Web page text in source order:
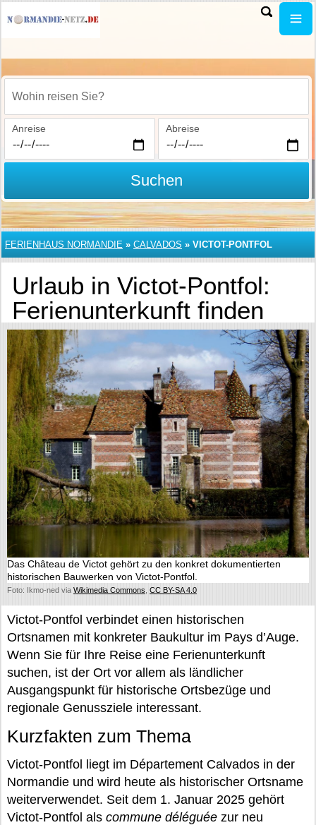
Wohin reisen Sie?
Anreise Abreise
Suchen
FERIENHAUS NORMANDIE » CALVADOS » VICTOT-PONTFOL
Urlaub in Victot-Pontfol:
Ferienunterkunft finden
Das Château de Victot gehört zu den konkret dokumentierten
historischen Bauwerken von Victot-Pontfol.
Foto: Ikmo-ned via Wikimedia Commons CC BY-SA 4.0
Victot-Pontfol verbindet einen historischen
Ortsnamen mit konkreter Baukultur im Pays d’Auge.
Wenn Sie für Ihre Reise eine Ferienunterkunft
suchen, ist der Ort vor allem als ländlicher
Ausgangspunkt für historische Ortsbezüge und
regionale Genussziele interessant.
Kurzfakten zum Thema
Victot-Pontfol liegt im Département Calvados in der
Normandie und wird heute als historischer Ortsname
weiterverwendet. Seit dem 1. Januar 2025 gehört
Victot-Pontfol als commune déléguée zur neu